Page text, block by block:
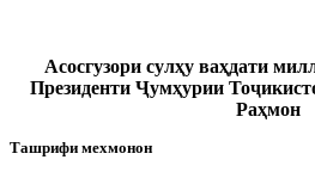
Асосгузори сулҳу ваҳдати
Президенти Ҷумҳурии
Раҳмон
Ташрифи мехмонон